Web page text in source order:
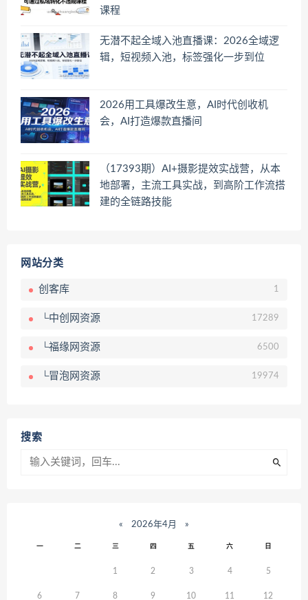
课程
无潜不起全域入池直播课：2026全域逻
辑，短视频入池，标签强化一步到位
2026用工具爆改生意，AI时代创收机
会，AI打造爆款直播间
（17393期）AI+摄影提效实战营，从本
地部署，主流工具实战，到高阶工作流搭
建的全链路技能
网站分类
创客库 1
└中创网资源 17289
└福缘网资源 6500
└冒泡网资源 19974
搜索
« 2026年4月 »
一 二 三 四 五 六 日
1 2 3 4 5
6 7 8 9 10 11 12